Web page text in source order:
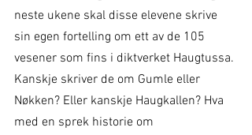
neste ukene skal disse elevene skrive
sin egen fortelling om ett av de 105
vesener som fins i diktverket Haugtussa.
Kanskje skriver de om Gumle eller
Nøkken? Eller kanskje Haugkallen? Hva
med en sprek historie om